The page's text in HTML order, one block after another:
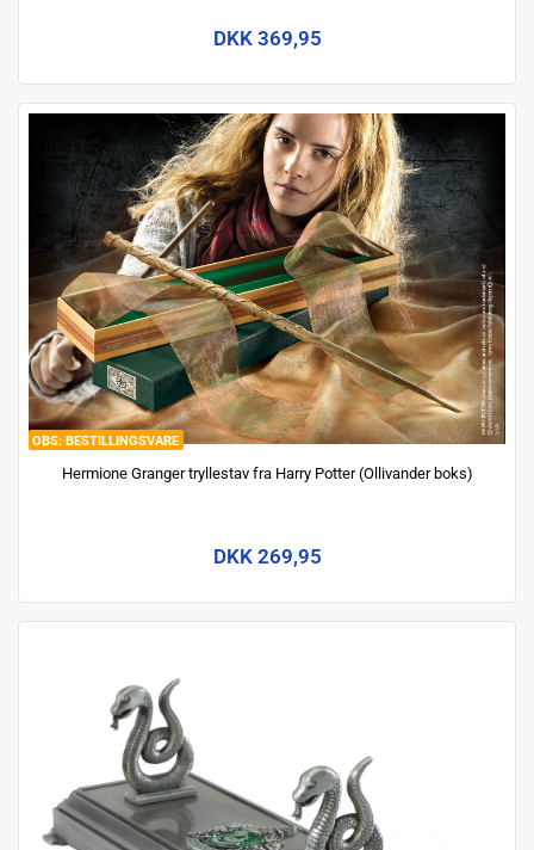
DKK 369,95
BESTILLINGSVARE
Hermione Granger tryllestav fra Harry Potter (Ollivander boks)
DKK 269,95